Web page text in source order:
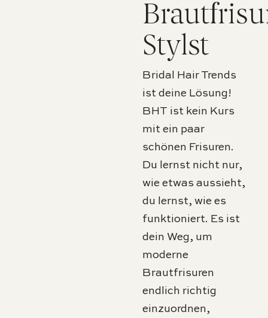
Stylst
Bridal Hair Trends
ist deine Lösung!
BHT ist kein Kurs
mit ein paar
schönen Frisuren.
Du lernst nicht nur,
wie etwas aussieht,
du lernst, wie es
funktioniert. Es ist
dein Weg, um
moderne
Brautfrisuren
endlich richtig
einzuordnen,